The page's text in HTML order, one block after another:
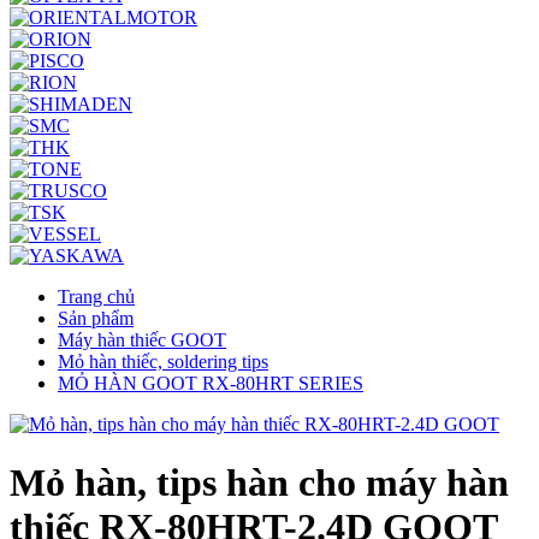
Trang chủ
Sản phẩm
Máy hàn thiếc GOOT
Mỏ hàn thiếc, soldering tips
MỎ HÀN GOOT RX-80HRT SERIES
Mỏ hàn, tips hàn cho máy hàn
thiếc RX-80HRT-2.4D GOOT